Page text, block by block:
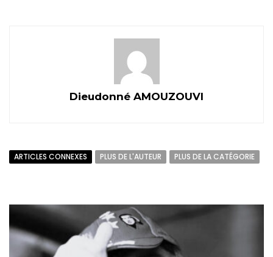
Dieudonné AMOUZOUVI
ARTICLES CONNEXES PLUS DE L'AUTEUR PLUS DE LA CATÉGORIE